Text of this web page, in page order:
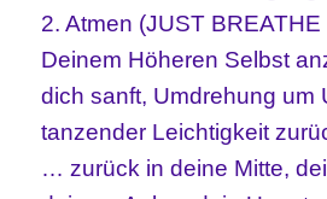
2. Atmen (JUST BREATHE
Deinem Höheren Selbst
dich sanft, Umdrehung um
tanzender Leichtigkeit
… zurück in deine Mitte,